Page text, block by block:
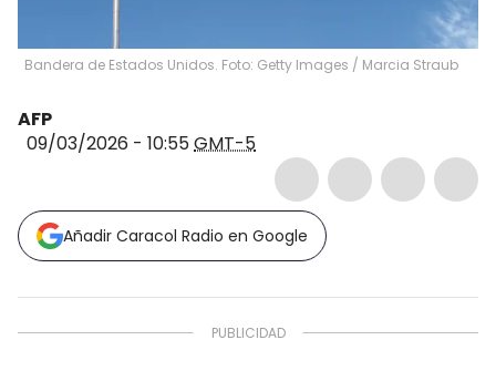
Bandera de Estados Unidos. Foto: Getty Images / Marcia Straub
AFP
09/03/2026 - 10:55GMT-5
Añadir Caracol Radio en Google